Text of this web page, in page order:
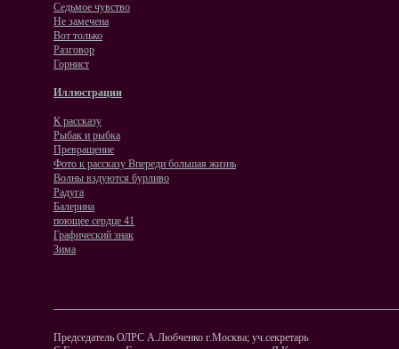
Седьмое чувство
Не замечена
Вот только
Разговор
Горнист
Иллюстрации
К рассказу
Рыбак и рыбка
Превращение
Фото к рассказу Впереди большая жизнь
Волны вздуются бурливо
Радуга
Балерина
поющее сердце 41
Графический знак
Зима
Председатель ОЛРС А.Любченко г.Москва; уч.секретарь